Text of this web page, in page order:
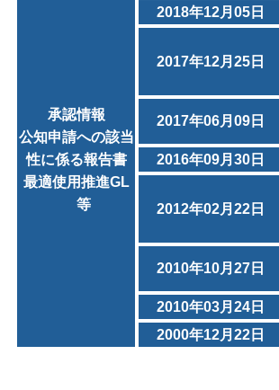
承認情報
公知申請への該当
性に係る報告書
最適使用推進GL
等
2018年12月05日
2017年12月25日
2017年06月09日
2016年09月30日
2012年02月22日
2010年10月27日
2010年03月24日
2000年12月22日